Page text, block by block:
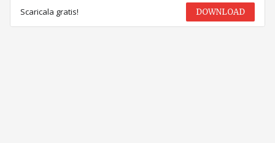
Scaricala gratis! DOWNLOAD